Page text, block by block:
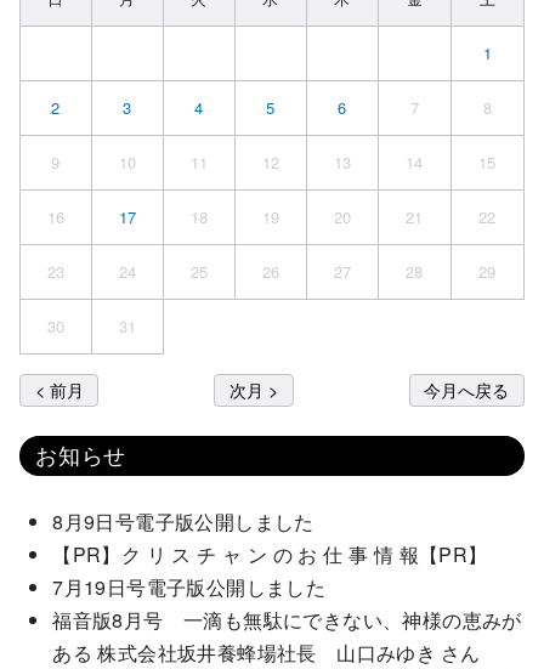
1
2 3 4 5 6 7 8
9 10 11 12 13 14 15
16 17 18 19 20 21 22
23 24 25 26 27 28 29
30 31
< 前月 次月 > 今月へ戻る
お知らせ
8月9日号電子版公開しました
【PR】ク リ ス チ ャ ン の お 仕 事 情 報【PR】
7月19日号電子版公開しました
福音版8月号 一滴も無駄にできない、神様の恵みが
ある 株式会社坂井養蜂場社長 山口みゆき さん